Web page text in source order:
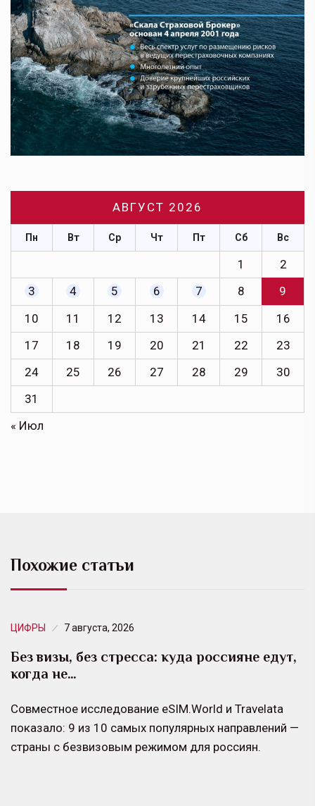
АВГУСТ 2026
Пн Вт Ср Чт Пт Сб Вс
1
2
3
4 5 6 7 8
9
10
11 12 13 14 15
16
17
18 19 20 21 22
23
24
25 26 27 28 29
30
31
« Июл
Похожие статьи
ЦИФРЫ 7 августа, 2026
Без визы, без стресса: куда россияне едут,
когда не…
Совместное исследование eSIM.World и Travelata
показало: 9 из 10 самых популярных направлений —
страны с безвизовым режимом для россиян.